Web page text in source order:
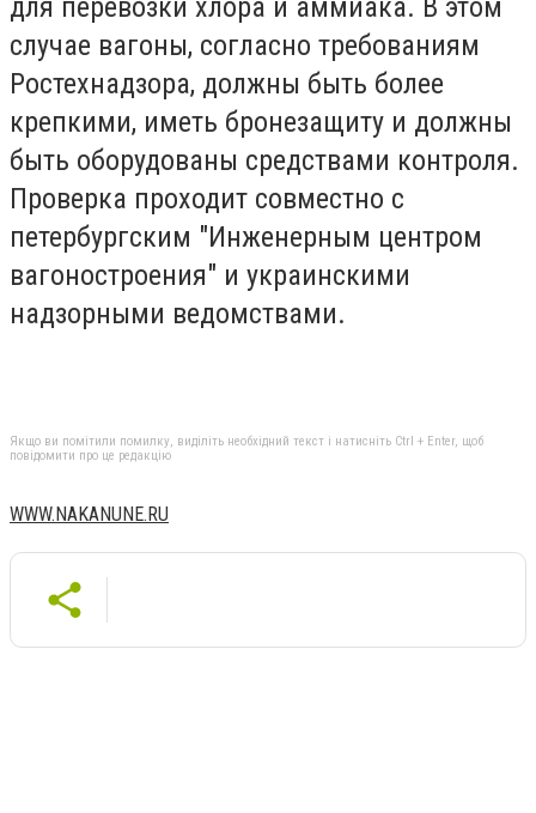
для перевозки хлора и аммиака. В этом
случае вагоны, согласно требованиям
Ростехнадзора, должны быть более
крепкими, иметь бронезащиту и должны
быть оборудованы средствами контроля.
Проверка проходит совместно с
петербургским "Инженерным центром
вагоностроения" и украинскими
надзорными ведомствами.
Якщо ви помітили помилку, виділіть необхідний текст і натисніть Ctrl + Enter, щоб
повідомити про це редакцію
WWW.NAKANUNE.RU